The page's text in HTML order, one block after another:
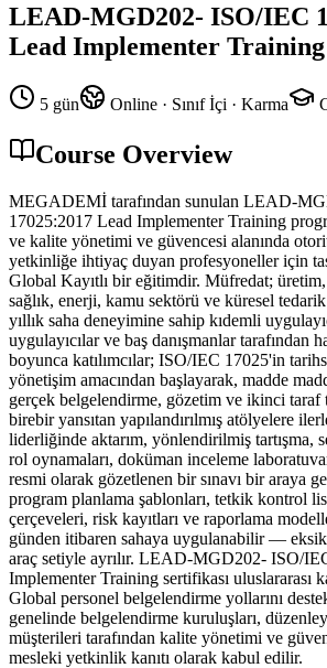
LEAD-MGD202- ISO/IEC
Lead Implementer Training
5 gün Online · Sınıf İçi · Karma
Course Overview
MEGADEMİ tarafından sunulan LEAD-
17025:2017 Lead Implementer Training
ve kalite yönetimi ve güvencesi alanında
yetkinliğe ihtiyaç duyan profesyoneller için
Global Kayıtlı bir eğitimdir. Müfredat;
sağlık, enerji, kamu sektörü ve küresel
yıllık saha deneyimine sahip kıdemli
uygulayıcılar ve baş danışmanlar tarafından
boyunca katılımcılar; ISO/IEC 17025'in
yönetişim amacından başlayarak, madde
gerçek belgelendirme, gözetim ve ikinci taraf
birebir yansıtan yapılandırılmış atölyelere
liderliğinde aktarım, yönlendirilmiş tartışma,
rol oynamaları, doküman inceleme
resmi olarak gözetlenen bir sınavı bir araya
program planlama şablonları, tetkik kontrol
çerçeveleri, risk kayıtları ve raporlama
günden itibaren sahaya uygulanabilir —
araç setiyle ayrılır. LEAD-MGD202- ISO/
Implementer Training sertifikası uluslararası
Global personel belgelendirme yollarını
genelinde belgelendirme kuruluşları,
müşterileri tarafından kalite yönetimi ve
mesleki yetkinlik kanıtı olarak kabul edilir.